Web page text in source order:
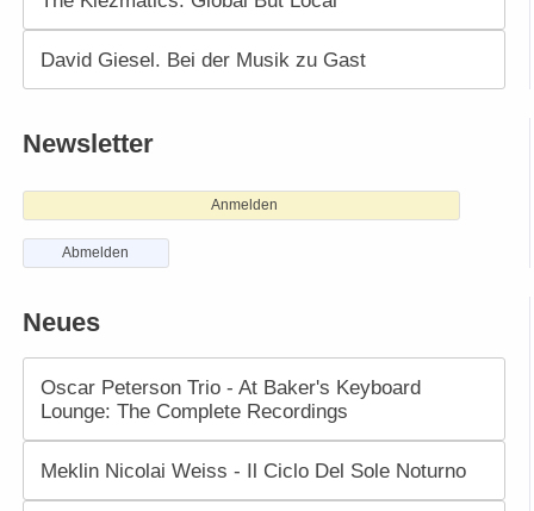
David Giesel. Bei der Musik zu Gast
Newsletter
Anmelden
Abmelden
Neues
Oscar Peterson Trio - At Baker's Keyboard
Lounge: The Complete Recordings
Meklin Nicolai Weiss - Il Ciclo Del Sole Noturno